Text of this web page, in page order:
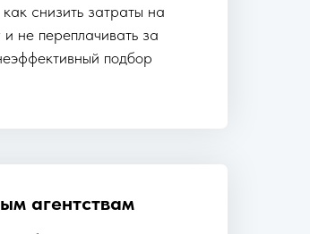
снизить затраты на
и не переплачивать за
подбор
агентствам